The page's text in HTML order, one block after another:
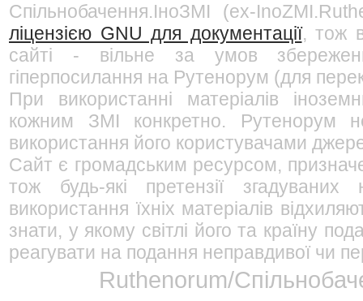
Спільнобачення.ІноЗМІ (ex-
ліцензією GNU для документації, тож
сайті - вільне за умов
гіперпосилання на Рутенорум (для
При використанні матеріалів
кожним ЗМІ конкретно. Рутенорум
використання його користувачами
Сайт є громадським ресурсом,
тож будь-які претензії
використання їхніх матеріалів
знати, у якому світлі його та країну
реагувати на подання неправдивої чи
Ruthenorum/